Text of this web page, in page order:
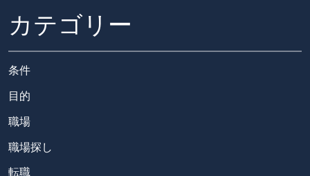
カテゴリー
条件
目的
職場
職場探し
転職